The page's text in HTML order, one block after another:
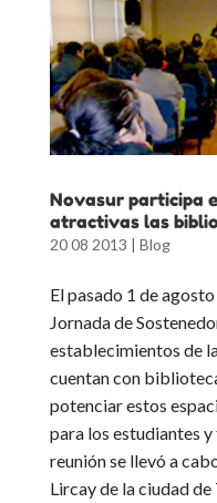
Novasur participa
atractivas las
20 08 2013 | Blog
El pasado 1 de
Jornada de
establecimientos de
cuentan con
potenciar estos
para los estudiantes
reunión se llevó a
Lircay de la ciudad de